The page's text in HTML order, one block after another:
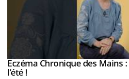
Youtube
Eczéma Chronique des Mains
l’été !Youtube